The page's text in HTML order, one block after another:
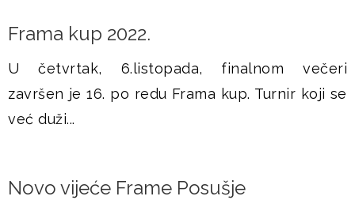
Frama kup 2022.
U četvrtak, 6.listopada, finalnom večeri
završen je 16. po redu Frama kup. Turnir koji se
već duži...
Novo vijeće Frame Posušje